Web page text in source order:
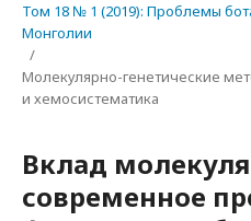
Том 18 № 1 (2019): Проблемы
Монголии
/
Молекулярно-генетические
и хемосистематика
Вклад
современное